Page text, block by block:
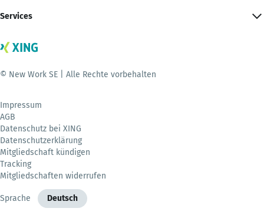
Services
© New Work SE | Alle Rechte vorbehalten
Impressum
AGB
Datenschutz bei XING
Datenschutzerklärung
Mitgliedschaft kündigen
Tracking
Mitgliedschaften widerrufen
Sprache Deutsch